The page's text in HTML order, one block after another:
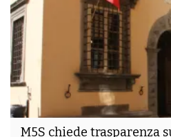
M5S chiede trasparenza